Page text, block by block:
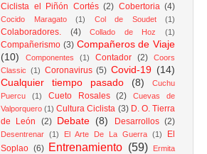
Ciclista el Piñón Cortés (2) Cobertoria (4)
Cocido Maragato (1) Col de Soudet (1)
Colaboradores. (4) Collado de Hoz (1)
Compañerismo (3) Compañeros de Viaje
(10)
Componentes (1) Contador (2)
Coors
Classic (1) Coronavirus (5) Covid-19 (14)
Cualquier tiempo pasado
(8)
Cuchu
Puercu
(1) Cueto Rosales (2)
Cuevas de
Valporquero (1) Cultura Ciclista (3) D. O. Tierra
de León
(2) Debate (8) Desarrollos (2)
Desentrenar (1) El Arte De La Guerra (1)
El
Soplao (6) Entrenamiento (59)
Ermita